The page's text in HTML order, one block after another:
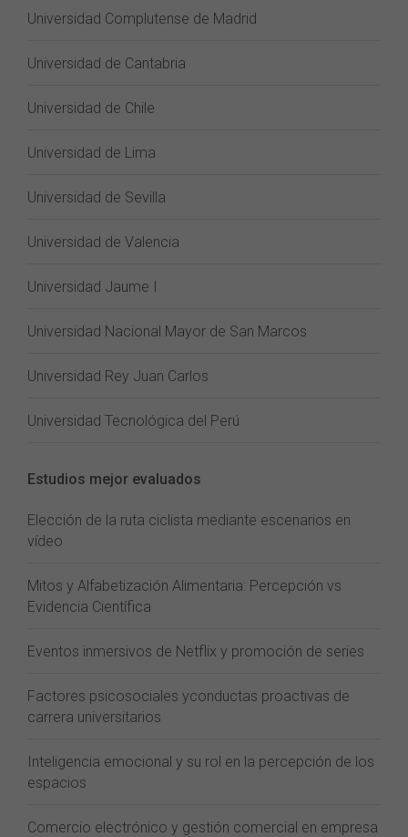
Universidad Complutense de Madrid
Universidad de Cantabria
Universidad de Chile
Universidad de Lima
Universidad de Sevilla
Universidad de Valencia
Universidad Jaume I
Universidad Nacional Mayor de San Marcos
Universidad Rey Juan Carlos
Universidad Tecnológica del Perú
Estudios mejor evaluados
Elección de la ruta ciclista mediante escenarios en
vídeo
Mitos y Alfabetización Alimentaria: Percepción vs
Evidencia Científica
Eventos inmersivos de Netflix y promoción de series
Factores psicosociales yconductas proactivas de
carrera universitarios
Inteligencia emocional y su rol en la percepción de los
espacios
Comercio electrónico y gestión comercial en empresa